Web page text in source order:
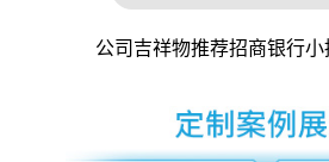
公司吉祥物推荐招商银行